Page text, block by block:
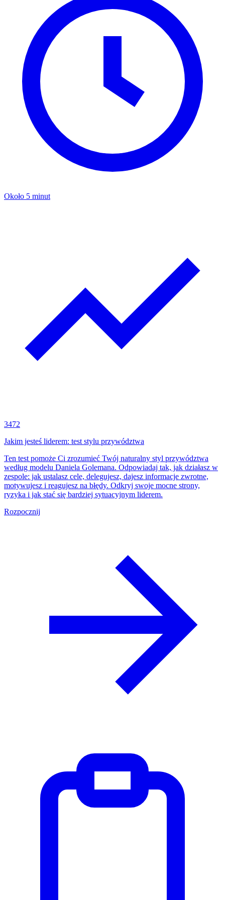
Około 5 minut
3472
Jakim jesteś liderem: test stylu przywództwa
Ten test pomoże Ci zrozumieć Twój naturalny styl przywództwa
według modelu Daniela Golemana. Odpowiadaj tak, jak działasz w
zespole: jak ustalasz cele, delegujesz, dajesz informacje zwrotne,
motywujesz i reagujesz na błędy. Odkryj swoje mocne strony,
ryzyka i jak stać się bardziej sytuacyjnym liderem.
Rozpocznij